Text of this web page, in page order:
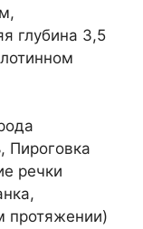
глубина 3,5
Пироговка
речки
протяжении)